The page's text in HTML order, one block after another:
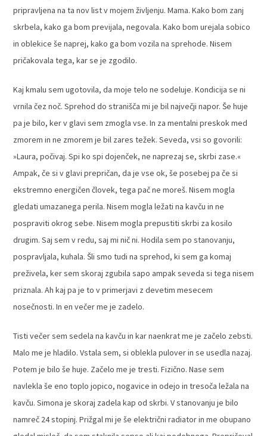
pripravljena na ta nov list v mojem življenju. Mama. Kako bom zanj
skrbela, kako ga bom previjala, negovala. Kako bom urejala sobico
in oblekice še naprej, kako ga bom vozila na sprehode. Nisem
pričakovala tega, kar se je zgodilo.
Kaj kmalu sem ugotovila, da moje telo ne sodeluje. Kondicija se ni
vrnila čez noč. Sprehod do stranišča mi je bil največji napor. Še huje
pa je bilo, ker v glavi sem zmogla vse. In za mentalni preskok med
zmorem in ne zmorem je bil zares težek. Seveda, vsi so govorili:
»Laura, počivaj. Spi ko spi dojenček, ne naprezaj se, skrbi zase.«
Ampak, če si v glavi prepričan, da je vse ok, še posebej pa če si
ekstremno energičen človek, tega pač ne moreš. Nisem mogla
gledati umazanega perila. Nisem mogla ležati na kavču in ne
pospraviti okrog sebe. Nisem mogla prepustiti skrbi za kosilo
drugim. Saj sem v redu, saj mi nič ni. Hodila sem po stanovanju,
pospravljala, kuhala. Šli smo tudi na sprehod, ki sem ga komaj
preživela, ker sem skoraj zgubila sapo ampak seveda si tega nisem
priznala. Ah kaj pa je to v primerjavi z devetim mesecem
nosečnosti. In en večer me je zadelo.
Tisti večer sem sedela na kavču in kar naenkrat me je začelo zebsti.
Malo me je hladilo. Vstala sem, si oblekla pulover in se usedla nazaj.
Potem je bilo še huje. Začelo me je tresti. Fizično. Nase sem
navlekla še eno toplo jopico, nogavice in odejo in tresoča ležala na
kavču. Simona je skoraj zadela kap od skrbi. V stanovanju je bilo
namreč 24 stopinj. Prižgal mi je še električni radiator in me obupano